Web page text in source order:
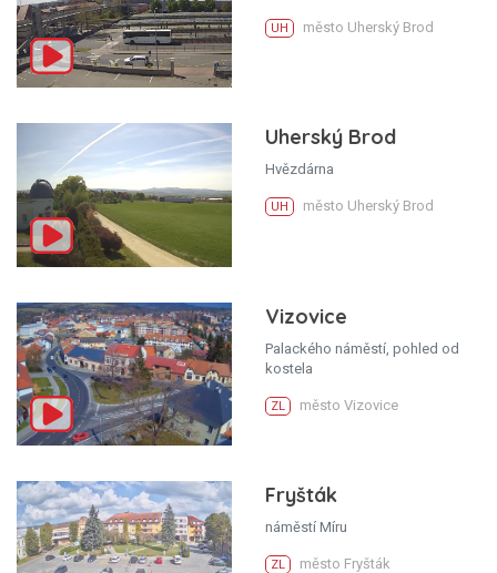
UH město Uherský Brod
Uherský Brod
Hvězdárna
UH město Uherský Brod
Vizovice
Palackého náměstí, pohled od
kostela
ZL město Vizovice
Fryšták
náměstí Míru
ZL město Fryšták